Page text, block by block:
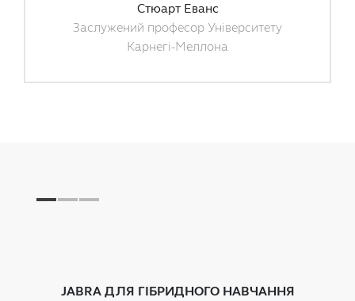
Стюарт Еванс
Заслужений професор Університету
Карнегі-Меллона
JABRA ДЛЯ ГІБРИДНОГО НАВЧАННЯ